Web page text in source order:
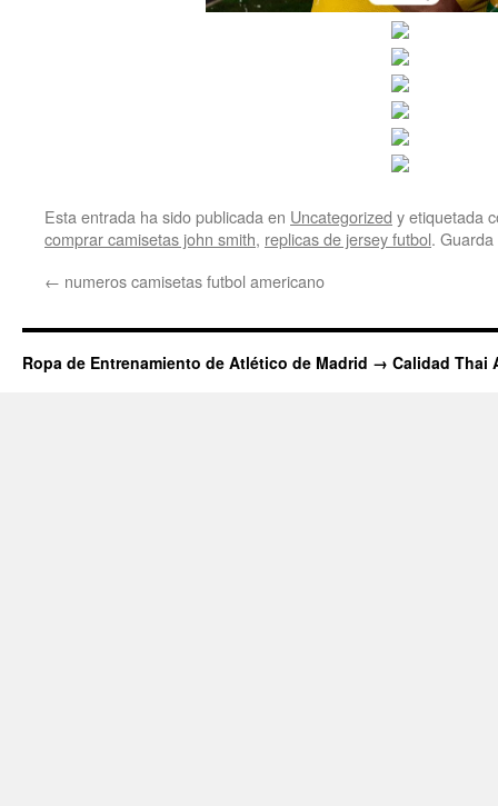
Esta entrada ha sido publicada en Uncategorized y etiquetada
comprar camisetas john smith, replicas de jersey futbol.
← numeros camisetas futbol americano
Ropa de Entrenamiento de Atlético de Madrid → Calidad Thai